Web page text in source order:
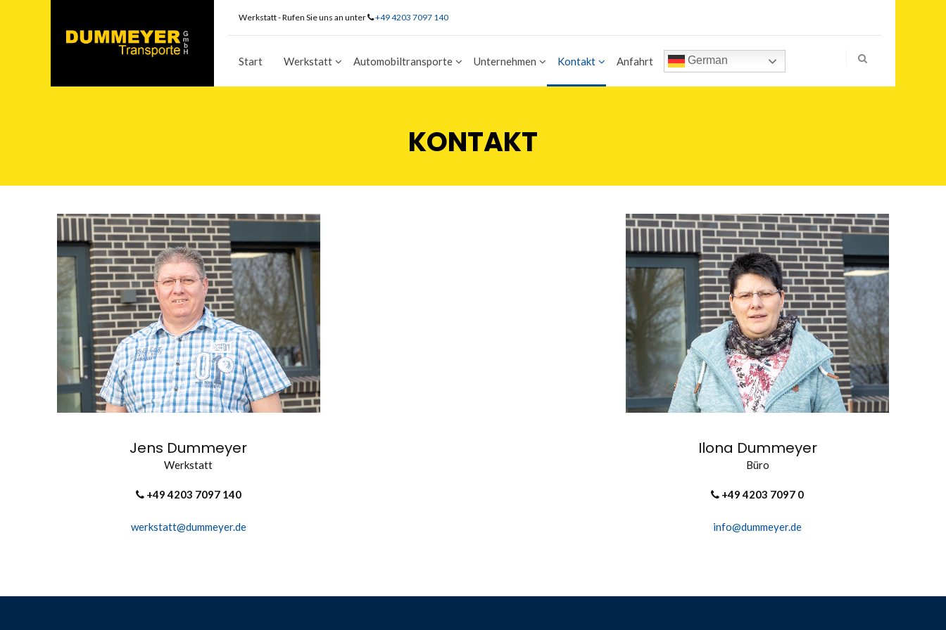
Werkstatt - Rufen Sie uns an unter +49 4203 7097 140
Start Werkstatt Automobiltransporte Unternehmen Kontakt Anfahrt German
KONTAKT
Jens Dummeyer
Werkstatt
+49 4203 7097 140
werkstatt@dummeyer.de
Ilona Dummeyer
Büro
+49 4203 7097 0
info@dummeyer.de